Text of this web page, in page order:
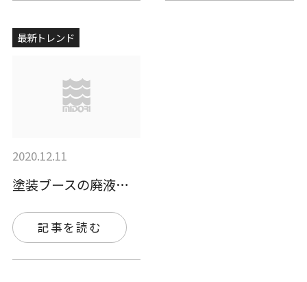
最新トレンド
2020.12.11
塗装ブースの廃液処分にお困りの方必見です…
記事を読む